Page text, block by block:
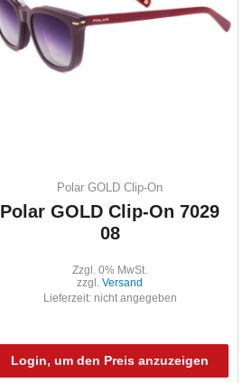
Polar GOLD Clip-On
Polar GOLD Clip-On 7029
08
Login, um den Preis anzuzeigen
Zzgl. 0% MwSt.
zzgl. Versand
Lieferzeit: nicht angegeben